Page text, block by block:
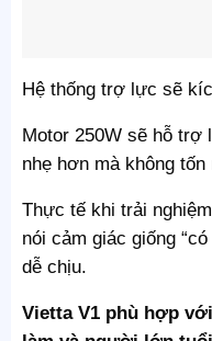
Hệ thống trợ lực sẽ
Motor 250W sẽ hỗ trợ
nhẹ hơn mà không
Thực tế khi trải
nói cảm giác giống
dễ chịu.
Vietta V1 phù hợp